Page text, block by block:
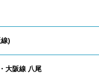
)
大阪線 八尾